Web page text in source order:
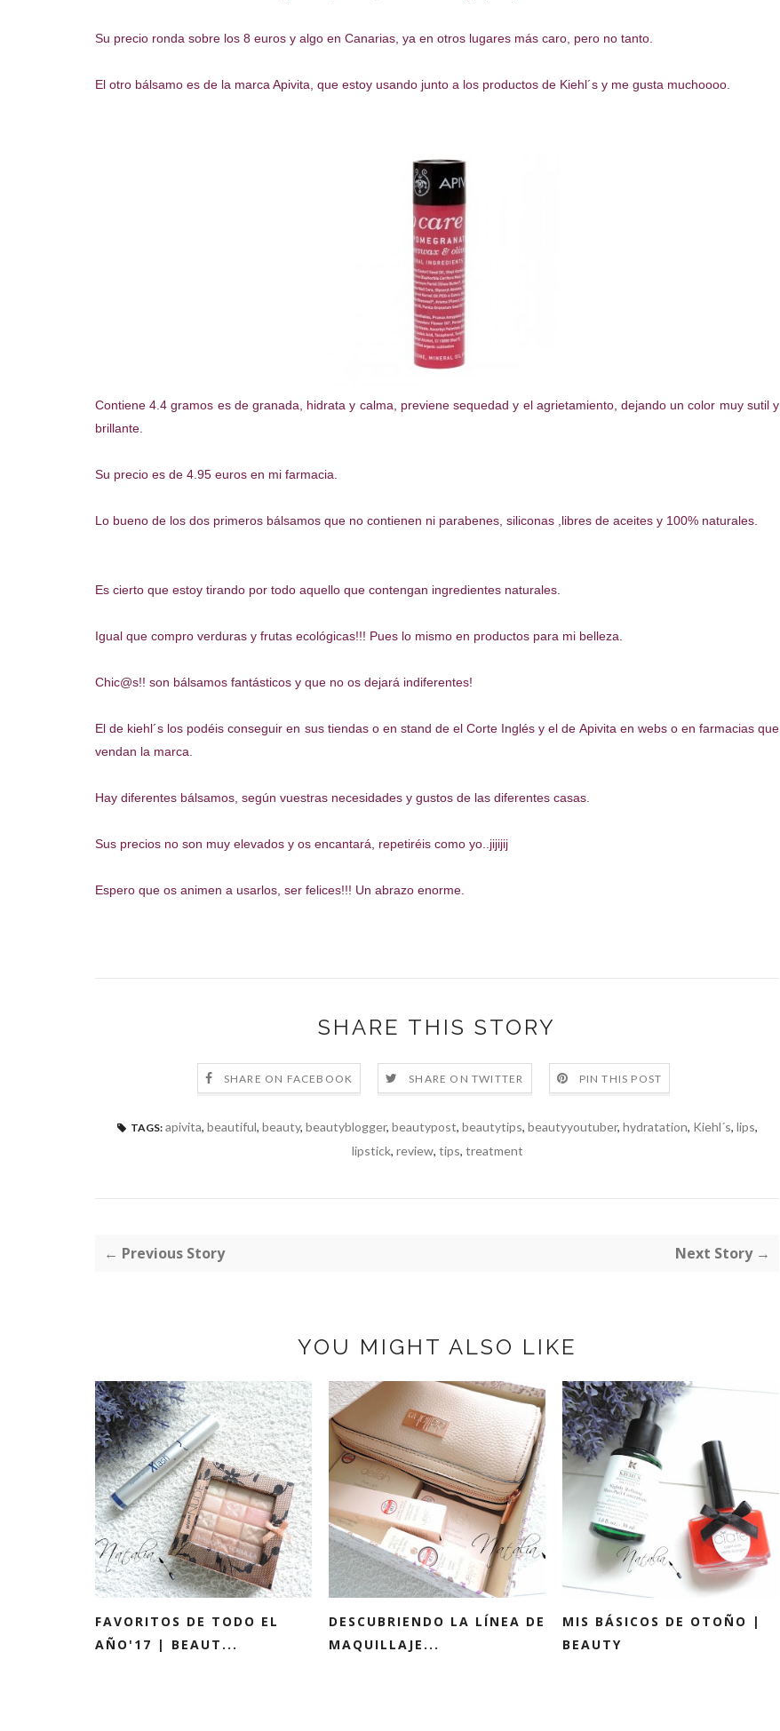
Su precio ronda sobre los 8 euros y algo en Canarias, ya en otros lugares más caro, pero no tanto.
El otro bálsamo es de la marca Apivita, que estoy usando junto a los productos de Kiehl´s y me gusta muchoooo.
Contiene 4.4 gramos es de granada, hidrata y calma, previene sequedad y el agrietamiento, dejando un color muy sutil y
brillante.
Su precio es de 4.95 euros en mi farmacia.
Lo bueno de los dos primeros bálsamos que no contienen ni parabenes, siliconas ,libres de aceites y 100% naturales.
Es cierto que estoy tirando por todo aquello que contengan ingredientes naturales.
Igual que compro verduras y frutas ecológicas!!! Pues lo mismo en productos para mi belleza.
Chic@s!! son bálsamos fantásticos y que no os dejará indiferentes!
El de kiehl´s los podéis conseguir en sus tiendas o en stand de el Corte Inglés y el de Apivita en webs o en farmacias que
vendan la marca.
Hay diferentes bálsamos, según vuestras necesidades y gustos de las diferentes casas.
Sus precios no son muy elevados y os encantará, repetiréis como yo..jijijij
Espero que os animen a usarlos, ser felices!!! Un abrazo enorme.
SHARE THIS STORY
SHARE ON FACEBOOK SHARE ON TWITTER PIN THIS POST
TAGS: apivita, beautiful, beauty, beautyblogger, beautypost, beautytips, beautyyoutuber, hydratation, Kiehl´s, lips,
lipstick, review, tips, treatment
← Previous Story Next Story →
YOU MIGHT ALSO LIKE
FAVORITOS DE TODO EL
AÑO'17 | BEAUT...
DESCUBRIENDO LA LÍNEA DE
MAQUILLAJE...
MIS BÁSICOS DE OTOÑO |
BEAUTY